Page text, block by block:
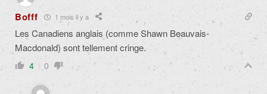
Bofff 1 mois il y a
Les Canadiens anglais (comme Shawn Beauvais-
Macdonald) sont tellement cringe.
4 0